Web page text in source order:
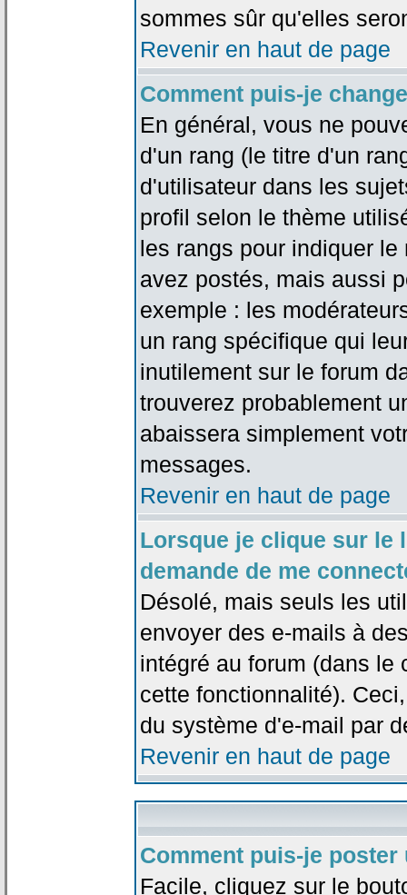
sommes sûr qu'elles
Revenir en haut de page
Comment puis-je
En général, vous ne
d'un rang (le titre d'un
d'utilisateur dans les
profil selon le thème
les rangs pour indiquer
avez postés, mais aussi
exemple : les
un rang spécifique qui
inutilement sur le forum
trouverez probablement
abaissera simplement
messages.
Revenir en haut de page
Lorsque je clique sur le
demande de me
Désolé, mais seuls les
envoyer des e-mails à
intégré au forum (dans le
cette fonctionnalité).
du système d'e-mail par
Revenir en haut de page
Comment puis-je
Facile, cliquez sur le